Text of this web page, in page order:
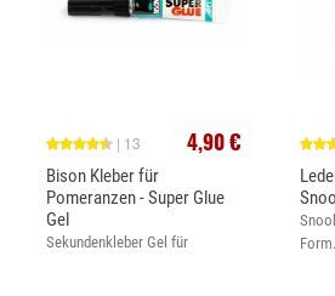
4,90 €
| 13
Bison Kleber für
Pomeranzen - Super Glue
Gel
Sekundenkleber Gel für